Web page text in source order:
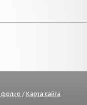
/ Карта сайта